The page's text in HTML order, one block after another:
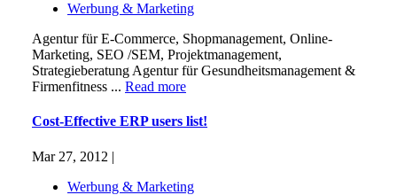
Werbung & Marketing
Agentur für E-Commerce, Shopmanagement, Online-
Marketing, SEO /SEM, Projektmanagement,
Strategieberatung Agentur für Gesundheitsmanagement &
Firmenfitness ... Read more
Cost-Effective ERP users list!
Mar 27, 2012 |
Werbung & Marketing